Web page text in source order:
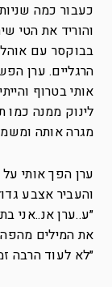
כעבור כמה
והוריד את הטי
בבוקסר עם
הרגליים. ערן
אותי בטרוף
לינוק ממנה
מגרה אותה
ערן הפך אותי
והעביר אצבע
״ע..ערן אנ..אני
את המילים
״לא לעוד הרבה